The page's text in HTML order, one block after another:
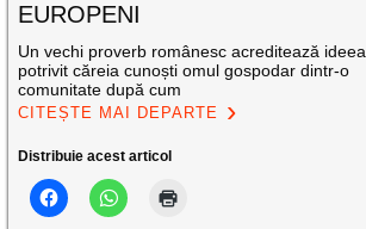
EUROPENI
Un vechi proverb românesc acreditează ideea
potrivit căreia cunoști omul gospodar dintr-o
comunitate după cum
CITEȘTE MAI DEPARTE
Distribuie acest articol